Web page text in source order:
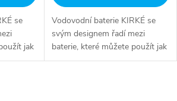
se
jak
i v
Vodovodní baterie KIRKÉ se
svým designem řadí mezi
baterie, které můžete použít jak
v koupelně moderní, tak i v